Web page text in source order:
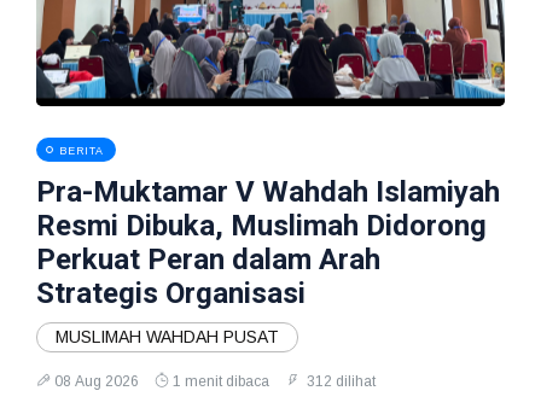
BERITA
Pra-Muktamar V Wahdah Islamiyah
Resmi Dibuka, Muslimah Didorong
Perkuat Peran dalam Arah
Strategis Organisasi
MUSLIMAH WAHDAH PUSAT
08 Aug 2026 1 menit dibaca 312 dilihat